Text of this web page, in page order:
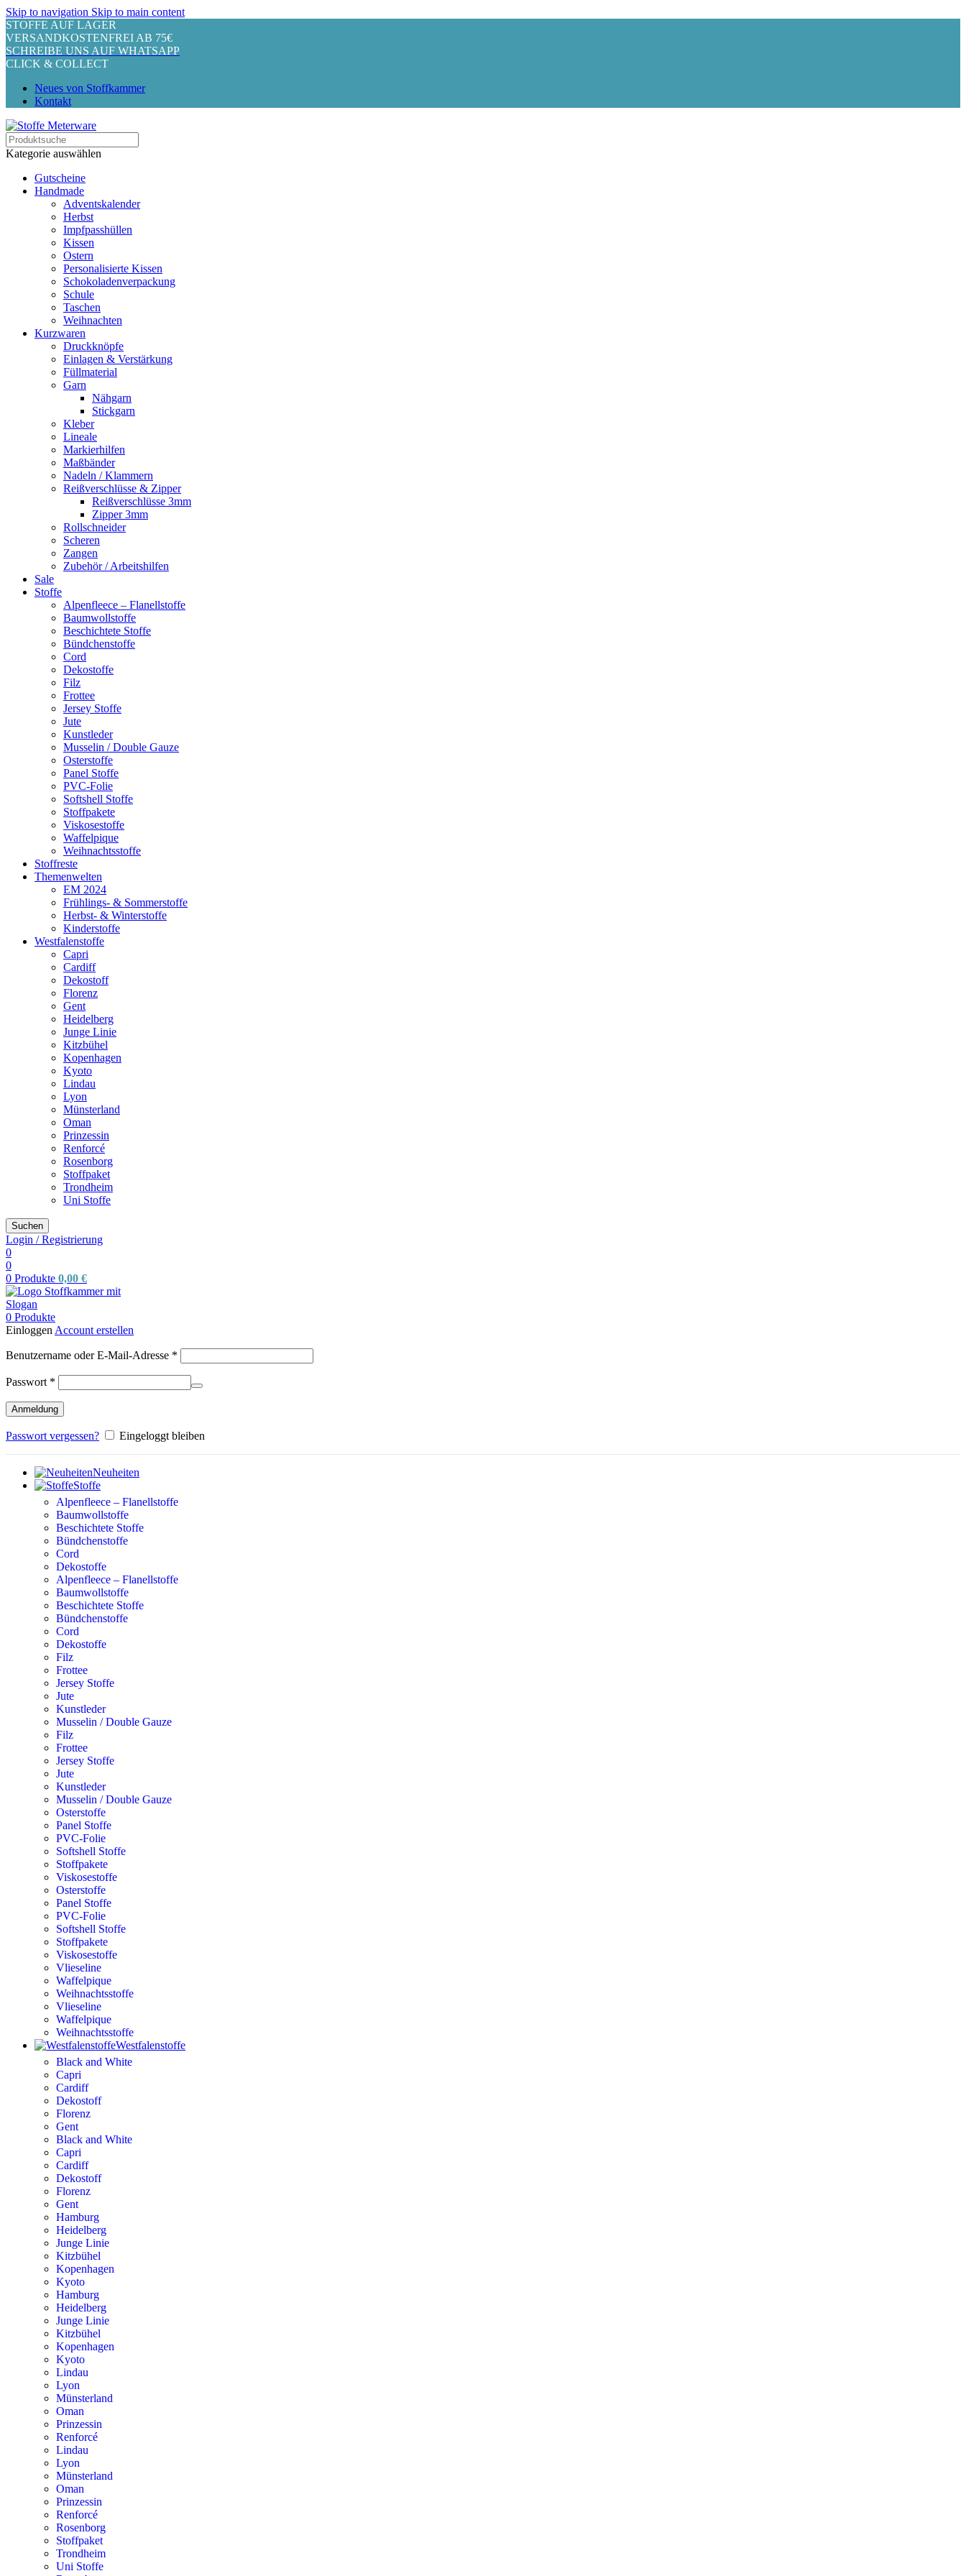
Skip to navigation Skip to main content
STOFFE AUF LAGER
VERSANDKOSTENFREI AB 75€
SCHREIBE UNS AUF WHATSAPP
CLICK & COLLECT
Neues von Stoffkammer
Kontakt
Kategorie auswählen
Gutscheine
Handmade
Adventskalender
Herbst
Impfpasshüllen
Kissen
Ostern
Personalisierte Kissen
Schokoladenverpackung
Schule
Taschen
Weihnachten
Kurzwaren
Druckknöpfe
Einlagen & Verstärkung
Füllmaterial
Garn
Nähgarn
Stickgarn
Kleber
Lineale
Markierhilfen
Maßbänder
Nadeln / Klammern
Reißverschlüsse & Zipper
Reißverschlüsse 3mm
Zipper 3mm
Rollschneider
Scheren
Zangen
Zubehör / Arbeitshilfen
Sale
Stoffe
Alpenfleece – Flanellstoffe
Baumwollstoffe
Beschichtete Stoffe
Bündchenstoffe
Cord
Dekostoffe
Filz
Frottee
Jersey Stoffe
Jute
Kunstleder
Musselin / Double Gauze
Osterstoffe
Panel Stoffe
PVC-Folie
Softshell Stoffe
Stoffpakete
Viskosestoffe
Waffelpique
Weihnachtsstoffe
Stoffreste
Themenwelten
EM 2024
Frühlings- & Sommerstoffe
Herbst- & Winterstoffe
Kinderstoffe
Westfalenstoffe
Capri
Cardiff
Dekostoff
Florenz
Gent
Heidelberg
Junge Linie
Kitzbühel
Kopenhagen
Kyoto
Lindau
Lyon
Münsterland
Oman
Prinzessin
Renforcé
Rosenborg
Stoffpaket
Trondheim
Uni Stoffe
Suchen
Login / Registrierung
0
0
0 Produkte 0,00 €
0 Produkte
Einloggen Account erstellen
Benutzername oder E-Mail-Adresse *
Passwort *
Anmeldung
Passwort vergessen? Eingeloggt bleiben
Neuheiten
Stoffe
Alpenfleece – Flanellstoffe
Baumwollstoffe
Beschichtete Stoffe
Bündchenstoffe
Cord
Dekostoffe
Alpenfleece – Flanellstoffe
Baumwollstoffe
Beschichtete Stoffe
Bündchenstoffe
Cord
Dekostoffe
Filz
Frottee
Jersey Stoffe
Jute
Kunstleder
Musselin / Double Gauze
Filz
Frottee
Jersey Stoffe
Jute
Kunstleder
Musselin / Double Gauze
Osterstoffe
Panel Stoffe
PVC-Folie
Softshell Stoffe
Stoffpakete
Viskosestoffe
Osterstoffe
Panel Stoffe
PVC-Folie
Softshell Stoffe
Stoffpakete
Viskosestoffe
Vlieseline
Waffelpique
Weihnachtsstoffe
Vlieseline
Waffelpique
Weihnachtsstoffe
Westfalenstoffe
Black and White
Capri
Cardiff
Dekostoff
Florenz
Gent
Black and White
Capri
Cardiff
Dekostoff
Florenz
Gent
Hamburg
Heidelberg
Junge Linie
Kitzbühel
Kopenhagen
Kyoto
Hamburg
Heidelberg
Junge Linie
Kitzbühel
Kopenhagen
Kyoto
Lindau
Lyon
Münsterland
Oman
Prinzessin
Renforcé
Lindau
Lyon
Münsterland
Oman
Prinzessin
Renforcé
Rosenborg
Stoffpaket
Trondheim
Uni Stoffe